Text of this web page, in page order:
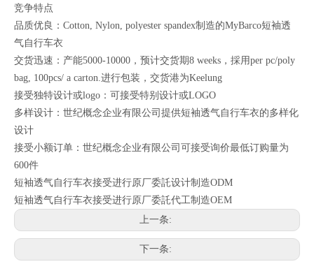
竞争特点
品质优良：Cotton, Nylon, polyester spandex制造的MyBarco短袖透
气自行车衣
交货迅速：产能5000-10000，预计交货期8 weeks，採用per pc/poly
bag, 100pcs/ a carton.进行包装，交货港为Keelung
接受独特设计或logo：可接受特别设计或LOGO
多样设计：世纪概念企业有限公司提供短袖透气自行车衣的多样化
设计
接受小额订单：世纪概念企业有限公司可接受询价最低订购量为
600件
短袖透气自行车衣接受进行原厂委託设计制造ODM
短袖透气自行车衣接受进行原厂委託代工制造OEM
上一条:
下一条: